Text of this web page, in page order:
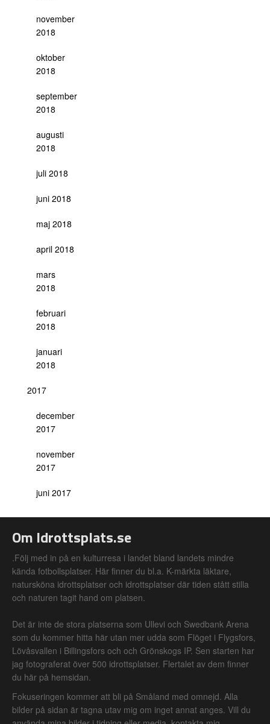
november
2018
oktober
2018
september
2018
augusti
2018
juli 2018
juni 2018
maj 2018
april 2018
mars
2018
februari
2018
januari
2018
2017
december
2017
november
2017
juni 2017
Om Idrottsplats.se
.Följ med in på en kulturresa i landet bland landets mindre
kända fotbollsplatser. Här finner du bl.a. K-märkta läktare,
natursköna idrottsplatser och idrottsplatser där tiden stått stilla
och naturen tagit hand om platsen.
Det är inte de stora platserna som Ullevi och Swedbank Arena
som du kommer hitta här utan mer udda som Flöget i Flygsfors,
Lövåsvallen i Billingsfors och och Grönskogs IP. Sen starten har
jag fotograferat över 500 idrottsplatser. Flertalet av dem finner
du här på hemsidan.
Fokuseringen kommer att bli på Småland med omnejd. Alla
bilder på sidan är tagna utav mig om inget annat anges. Vill du